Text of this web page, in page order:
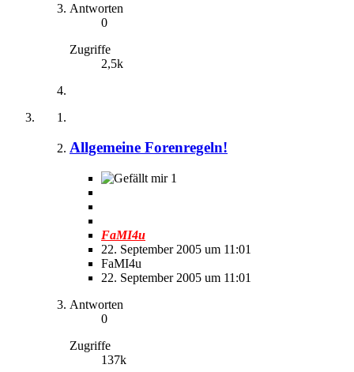
Antworten
0
Zugriffe
2,5k
Allgemeine Forenregeln!
1
FaMI4u
22. September 2005 um 11:01
FaMI4u
22. September 2005 um 11:01
Antworten
0
Zugriffe
137k